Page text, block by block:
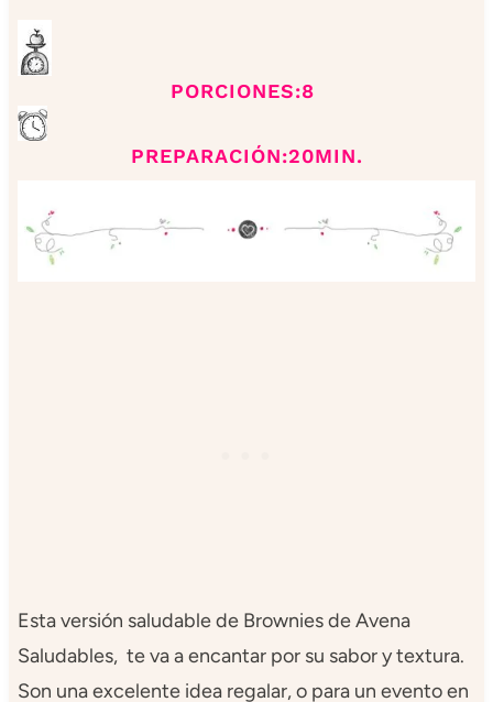
PORCIONES:8
PREPARACIÓN:20MIN.
Esta versión saludable de Brownies de Avena
Saludables, te va a encantar por su sabor y textura.
Son una excelente idea regalar, o para un evento en